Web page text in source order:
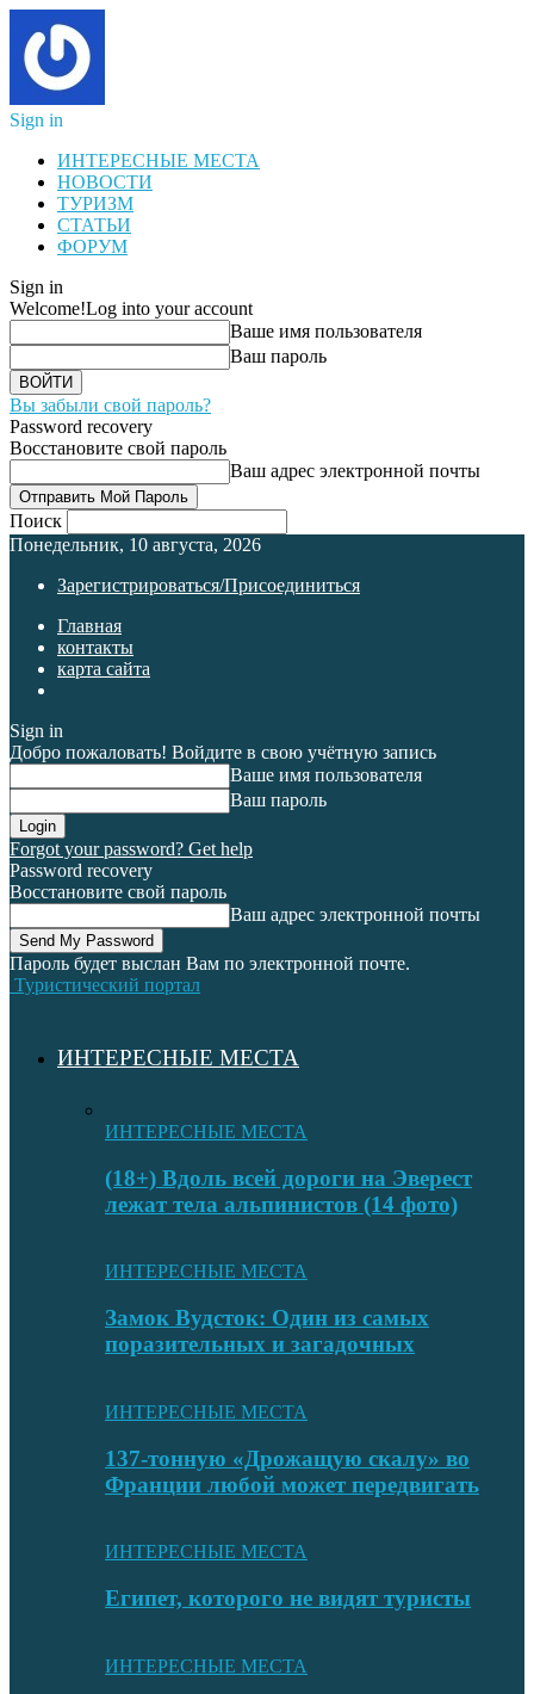
Sign in
ИНТЕРЕСНЫЕ МЕСТА
НОВОСТИ
ТУРИЗМ
СТАТЬИ
ФОРУМ
Sign in
Welcome!Log into your account
Ваше имя пользователя
Ваш пароль
Вы забыли свой пароль?
Password recovery
Восстановите свой пароль
Ваш адрес электронной почты
Поиск
Понедельник, 10 августа, 2026
Зарегистрироваться/Присоединиться
Главная
контакты
карта сайта
Sign in
Добро пожаловать! Войдите в свою учётную запись
Ваше имя пользователя
Ваш пароль
Forgot your password? Get help
Password recovery
Восстановите свой пароль
Ваш адрес электронной почты
Пароль будет выслан Вам по электронной почте.
Туристический портал
ИНТЕРЕСНЫЕ МЕСТА
ИНТЕРЕСНЫЕ МЕСТА
(18+) Вдоль всей дороги на Эверест
лежат тела альпинистов (14 фото)
ИНТЕРЕСНЫЕ МЕСТА
Замок Вудсток: Один из самых
поразительных и загадочных
ИНТЕРЕСНЫЕ МЕСТА
137-тонную «Дрожащую скалу» во
Франции любой может передвигать
ИНТЕРЕСНЫЕ МЕСТА
Египет, которого не видят туристы
ИНТЕРЕСНЫЕ МЕСТА